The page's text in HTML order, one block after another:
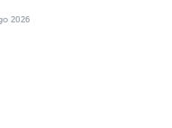
2026